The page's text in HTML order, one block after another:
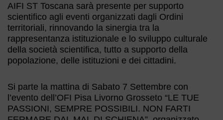
AIFI ST Toscana sarà presente per supporto
scientifico agli eventi organizzati dagli Ordini
territoriali, rinnovando la sinergia tra la
rappresentanza istituzionale e lo sviluppo culturale
della società scientifica, tutto a supporto della
popolazione, delle istituzioni e dei cittadini.
Si parte la mattina di Sabato 7 Settembre con
l’evento dell’OFI Pisa Livorno Grosseto “LE TUE
PASSIONI, SEMPRE POSSIBILI. NON FARTI